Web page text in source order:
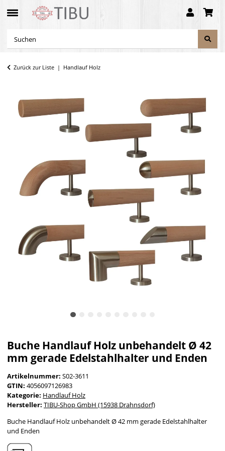
Zurück zur Liste Handlauf Holz
Buche Handlauf Holz unbehandelt Ø 42
mm gerade Edelstahlhalter und Enden
Artikelnummer: S02-3611
GTIN: 4056097126983
Kategorie: Handlauf Holz
Hersteller: TIBU-Shop GmbH (15938 Drahnsdorf)
Buche Handlauf Holz unbehandelt Ø 42 mm gerade Edelstahlhalter
und Enden